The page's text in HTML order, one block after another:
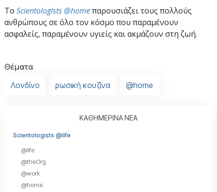
To Scientologists @homeπαρουσιάζει τους πολλούς
ανθρώπους σε όλο τον κόσμο που παραμένουν
ασφαλείς, παραμένουν υγιείς και ακμάζουν στη ζωή.
Θέματα
Λονδίνο
ρωσική κουζίνα @home
ΚΑΘΗΜΕΡΙΝΑ ΝΕΑ
Scientologists @life
@life
@theOrg
@work
@home